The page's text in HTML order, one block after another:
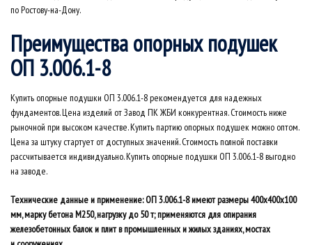
по Ростову-на-Дону.
Преимущества опорных подушек
ОП 3.006.1-8
Купить опорные подушки ОП 3.006.1-8 рекомендуется для надежных
фундаментов. Цена изделий от Завод ПК ЖБИ конкурентная. Стоимость ниже
рыночной при высоком качестве. Купить партию опорных подушек можно оптом.
Цена за штуку стартует от доступных значений. Стоимость полной поставки
рассчитывается индивидуально. Купить опорные подушки ОП 3.006.1-8 выгодно
на заводе.
Технические данные и применение: ОП 3.006.1-8 имеют размеры 400x400x100
мм, марку бетона М250, нагрузку до 50 т; применяются для опирания
железобетонных балок и плит в промышленных и жилых зданиях, мостах